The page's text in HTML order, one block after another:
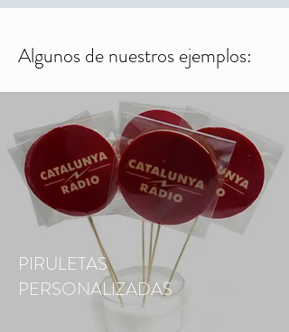
Algunos de nuestros ejemplos:
PIRULETAS
PERSONALIZADAS